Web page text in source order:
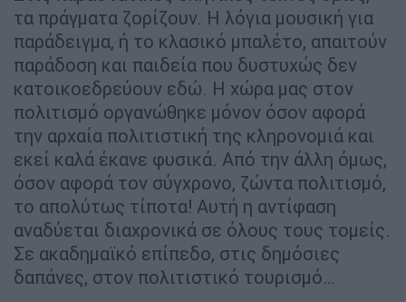
τα πράγματα ζορίζουν. Η λόγια μουσική για
παράδειγμα, ή το κλασικό μπαλέτο, απαιτούν
παράδοση και παιδεία που δυστυχώς δεν
κατοικοεδρεύουν εδώ. Η χώρα μας στον
πολιτισμό οργανώθηκε μόνον όσον αφορά
την αρχαία πολιτιστική της κληρονομιά και
εκεί καλά έκανε φυσικά. Από την άλλη όμως,
όσον αφορά τον σύγχρονο, ζώντα πολιτισμό,
το απολύτως τίποτα! Αυτή η αντίφαση
αναδύεται διαχρονικά σε όλους τους τομείς.
Σε ακαδημαϊκό επίπεδο, στις δημόσιες
δαπάνες, στον πολιτιστικό τουρισμό…